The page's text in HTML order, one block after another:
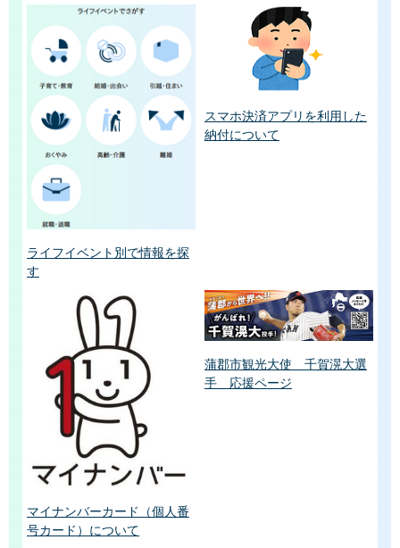
ライフイベント別で情報を探
す
スマホ決済アプリを利用した
納付について
マイナンバーカード（個人番
号カード）について
蒲郡市観光大使 千賀滉大選
手 応援ページ